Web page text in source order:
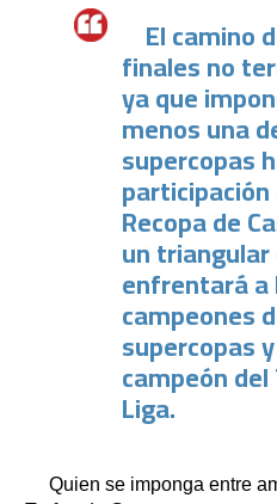
El camino
finales no
ya que
menos una
supercopas
Recopa de
un
enfrentará a
campeones
supercopas
campeón
Liga.
Quien se imponga entre